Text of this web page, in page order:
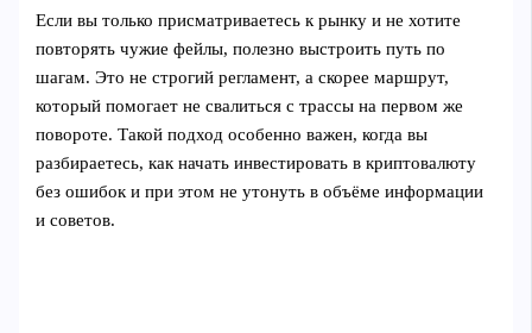
Если вы только присматриваетесь к рынку и не хотите
повторять чужие фейлы, полезно выстроить путь по
шагам. Это не строгий регламент, а скорее маршрут,
который помогает не свалиться с трассы на первом же
повороте. Такой подход особенно важен, когда вы
разбираетесь, как начать инвестировать в криптовалюту
без ошибок и при этом не утонуть в объёме информации
и советов.